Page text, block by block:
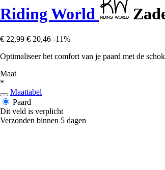
Riding World
€ 22,99 € 20,46 -11%
Optimaliseer het comfort van je paard met de
Maat
*
Maattabel
Paard
Dit veld is verplicht
Verzonden binnen 5 dagen